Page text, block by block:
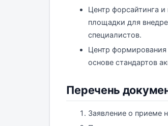
Центр форсайтинга
площадки для
специалистов.
Центр формирования
основе стандартов
Перечень
Заявление о приеме